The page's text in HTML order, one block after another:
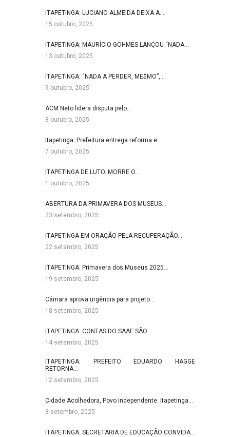
ITAPETINGA: LUCIANO ALMEIDA DEIXA A…
15 outubro, 2025
ITAPETINGA: MAURÍCIO GOHMES LANÇOU “NADA…
13 outubro, 2025
ITAPETINGA: “NADA A PERDER, ME$MO”,…
9 outubro, 2025
ACM Neto lidera disputa pelo…
8 outubro, 2025
Itapetinga: Prefeitura entrega reforma e…
7 outubro, 2025
ITAPETINGA DE LUTO. MORRE O…
1 outubro, 2025
ABERTURA DA PRIMAVERA DOS MUSEUS…
23 setembro, 2025
ITAPETINGA EM ORAÇÃO PELA RECUPERAÇÃO…
22 setembro, 2025
ITAPETINGA: Primavera dos Museus 2025…
19 setembro, 2025
Câmara aprova urgência para projeto…
18 setembro, 2025
ITAPETINGA: CONTAS DO SAAE SÃO…
14 setembro, 2025
ITAPETINGA: PREFEITO EDUARDO HAGGE
RETORNA…
12 setembro, 2025
Cidade Acolhedora, Povo Independente. Itapetinga…
8 setembro, 2025
ITAPETINGA: SECRETARIA DE EDUCAÇÃO CONVIDA…